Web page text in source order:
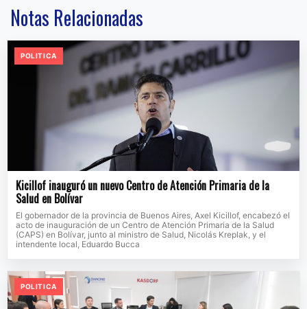
Notas Relacionadas
POLITICA
Kicillof inauguró un nuevo Centro de Atención Primaria de la
Salud en Bolívar
El gobernador de la provincia de Buenos Aires, Axel Kicillof, encabezó el
acto de inauguración de un Centro de Atención Primaria de la Salud
(CAPS) en Bolívar, junto al ministro de Salud, Nicolás Kreplak, y el
intendente local, Eduardo Bucca
POLITICA